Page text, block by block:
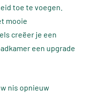
toe te voegen.
mooie
creëer je een
een upgrade
nis opnieuw